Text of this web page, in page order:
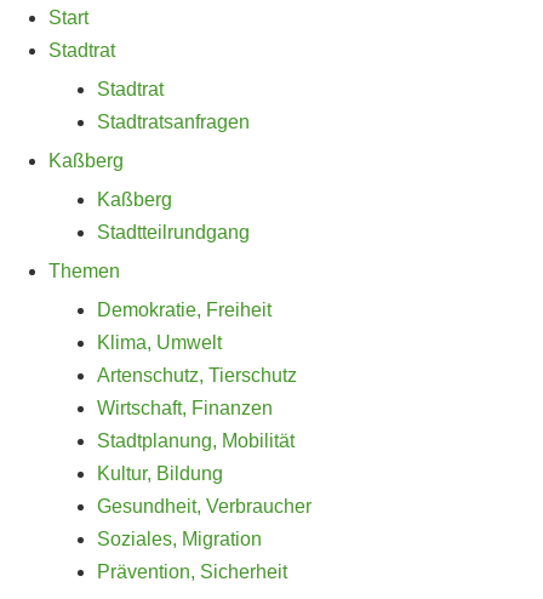
Start
Stadtrat
Stadtrat
Stadtratsanfragen
Kaßberg
Kaßberg
Stadtteilrundgang
Themen
Demokratie, Freiheit
Klima, Umwelt
Artenschutz, Tierschutz
Wirtschaft, Finanzen
Stadtplanung, Mobilität
Kultur, Bildung
Gesundheit, Verbraucher
Soziales, Migration
Prävention, Sicherheit